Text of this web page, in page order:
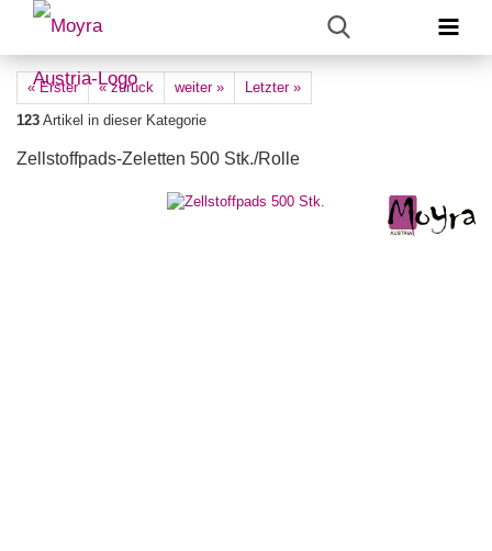
« Erster « zurück weiter »
Letzter »
123 Artikel in dieser Kategorie
Zellstoffpads-Zeletten 500 Stk./Rolle